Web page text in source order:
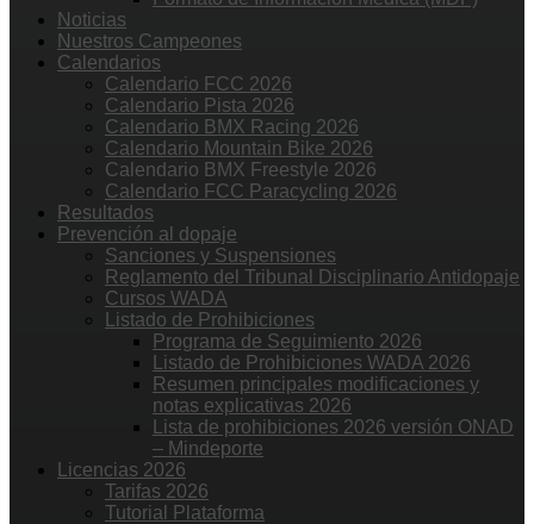
Noticias
Nuestros Campeones
Calendarios
Calendario FCC 2026
Calendario Pista 2026
Calendario BMX Racing 2026
Calendario Mountain Bike 2026
Calendario BMX Freestyle 2026
Calendario FCC Paracycling 2026
Resultados
Prevención al dopaje
Sanciones y Suspensiones
Reglamento del Tribunal Disciplinario Antidopaje
Cursos WADA
Listado de Prohibiciones
Programa de Seguimiento 2026
Listado de Prohibiciones WADA 2026
Resumen principales modificaciones y
notas explicativas 2026
Lista de prohibiciones 2026 versión ONAD
– Mindeporte
Licencias 2026
Tarifas 2026
Tutorial Plataforma